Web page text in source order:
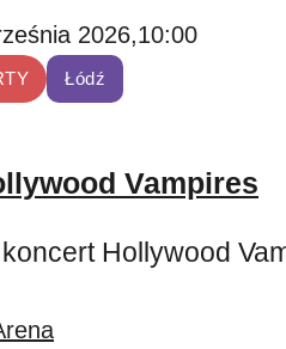
2026,10:00
Łódź
Vampires
Hollywood